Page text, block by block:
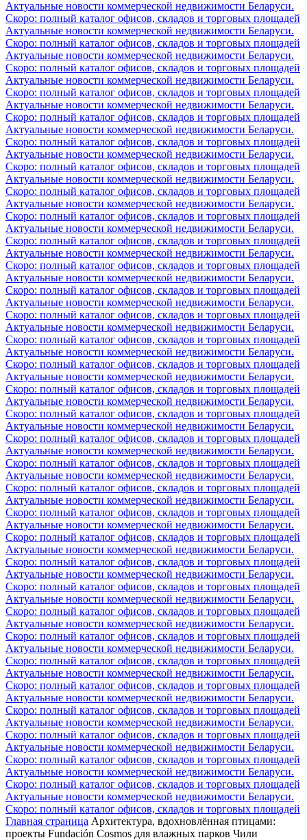
Актуальные новости коммерческой недвижимости Беларуси.
Скоро: полный каталог офисов, складов и торговых площадей
Актуальные новости коммерческой недвижимости Беларуси.
Скоро: полный каталог офисов, складов и торговых площадей
Актуальные новости коммерческой недвижимости Беларуси.
Скоро: полный каталог офисов, складов и торговых площадей
Актуальные новости коммерческой недвижимости Беларуси.
Скоро: полный каталог офисов, складов и торговых площадей
Актуальные новости коммерческой недвижимости Беларуси.
Скоро: полный каталог офисов, складов и торговых площадей
Актуальные новости коммерческой недвижимости Беларуси.
Скоро: полный каталог офисов, складов и торговых площадей
Актуальные новости коммерческой недвижимости Беларуси.
Скоро: полный каталог офисов, складов и торговых площадей
Актуальные новости коммерческой недвижимости Беларуси.
Скоро: полный каталог офисов, складов и торговых площадей
Актуальные новости коммерческой недвижимости Беларуси.
Скоро: полный каталог офисов, складов и торговых площадей
Актуальные новости коммерческой недвижимости Беларуси.
Скоро: полный каталог офисов, складов и торговых площадей
Актуальные новости коммерческой недвижимости Беларуси.
Скоро: полный каталог офисов, складов и торговых площадей
Актуальные новости коммерческой недвижимости Беларуси.
Скоро: полный каталог офисов, складов и торговых площадей
Актуальные новости коммерческой недвижимости Беларуси.
Скоро: полный каталог офисов, складов и торговых площадей
Актуальные новости коммерческой недвижимости Беларуси.
Скоро: полный каталог офисов, складов и торговых площадей
Актуальные новости коммерческой недвижимости Беларуси.
Скоро: полный каталог офисов, складов и торговых площадей
Актуальные новости коммерческой недвижимости Беларуси.
Скоро: полный каталог офисов, складов и торговых площадей
Актуальные новости коммерческой недвижимости Беларуси.
Скоро: полный каталог офисов, складов и торговых площадей
Актуальные новости коммерческой недвижимости Беларуси.
Скоро: полный каталог офисов, складов и торговых площадей
Актуальные новости коммерческой недвижимости Беларуси.
Скоро: полный каталог офисов, складов и торговых площадей
Актуальные новости коммерческой недвижимости Беларуси.
Скоро: полный каталог офисов, складов и торговых площадей
Актуальные новости коммерческой недвижимости Беларуси.
Скоро: полный каталог офисов, складов и торговых площадей
Актуальные новости коммерческой недвижимости Беларуси.
Скоро: полный каталог офисов, складов и торговых площадей
Актуальные новости коммерческой недвижимости Беларуси.
Скоро: полный каталог офисов, складов и торговых площадей
Актуальные новости коммерческой недвижимости Беларуси.
Скоро: полный каталог офисов, складов и торговых площадей
Актуальные новости коммерческой недвижимости Беларуси.
Скоро: полный каталог офисов, складов и торговых площадей
Актуальные новости коммерческой недвижимости Беларуси.
Скоро: полный каталог офисов, складов и торговых площадей
Актуальные новости коммерческой недвижимости Беларуси.
Скоро: полный каталог офисов, складов и торговых площадей
Актуальные новости коммерческой недвижимости Беларуси.
Скоро: полный каталог офисов, складов и торговых площадей
Актуальные новости коммерческой недвижимости Беларуси.
Скоро: полный каталог офисов, складов и торговых площадей
Актуальные новости коммерческой недвижимости Беларуси.
Скоро: полный каталог офисов, складов и торговых площадей
Актуальные новости коммерческой недвижимости Беларуси.
Скоро: полный каталог офисов, складов и торговых площадей
Актуальные новости коммерческой недвижимости Беларуси.
Скоро: полный каталог офисов, складов и торговых площадей
Актуальные новости коммерческой недвижимости Беларуси.
Скоро: полный каталог офисов, складов и торговых площадей
Главная страница Архитектура, вдохновлённая птицами:
проекты Fundación Cosmos для влажных парков Чили